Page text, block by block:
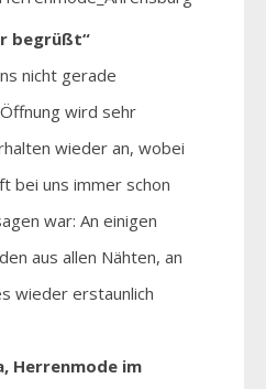
begrüßt“
nicht gerade
wird sehr
wieder an, wobei
bei uns immer schon
war: An einigen
aus allen Nähten, an
wieder erstaunlich
Herrenmode im